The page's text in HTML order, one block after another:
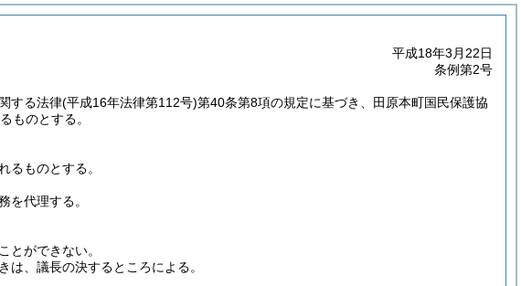
平成18年3月22日
条例第2号
する法律(平成16年法律第112号)第40条第8項の規定に基づき、田原本町国民保護協
ものとする。
るものとする。
を代理する。
とができない。
、議長の決するところによる。